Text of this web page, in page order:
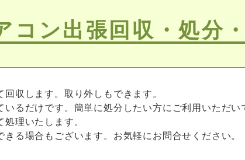
コン出張回収・処分
収します。取り外しもできます。
るだけです。簡単に処分したい方にご利用いただい
理いたします。
る場合もございます。お気軽にお問合せください。